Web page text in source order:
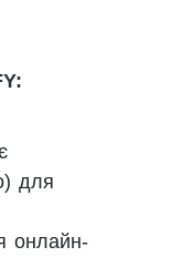
для
онлайн-